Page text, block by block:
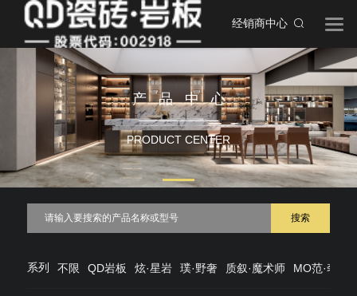
经销商中心
产品中心
PRODUCT CENTER
搜索
系列 不限 QD岩板 炫·星岩 璞·野奢 质叙·魔术师 MO范·奢石